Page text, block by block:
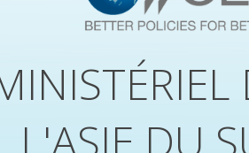
L'ASIE DU